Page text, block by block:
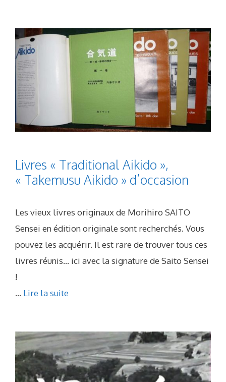
Livres « Traditional Aikido »,
« Takemusu Aikido » d’occasion
Les vieux livres originaux de Morihiro SAITO
Sensei en édition originale sont recherchés. Vous
pouvez les acquérir. Il est rare de trouver tous ces
livres réunis… ici avec la signature de Saito Sensei
!
... Lire la suite